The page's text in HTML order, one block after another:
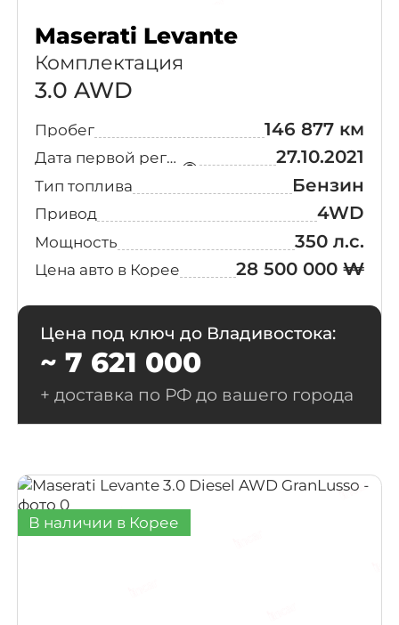
Maserati Levante
Комплектация
3.0 AWD
Пробег 146 877 км
Дата первой регистрации 27.10.2021
Тип топлива Бензин
Привод 4WD
Мощность 350 л.с.
Цена авто в Корее 28 500 000 ₩
Цена под ключ до Владивостока:
~ 7 621 000
+ доставка по РФ до вашего города
В наличии в Корее